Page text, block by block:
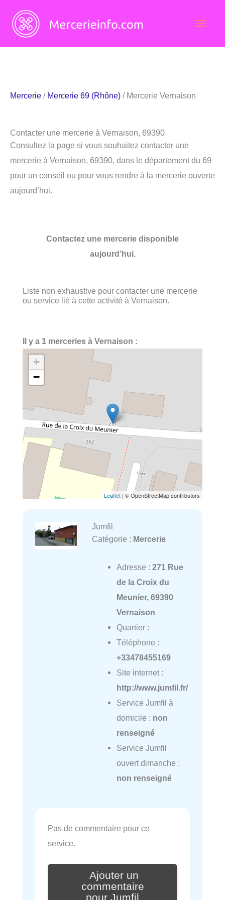
contenu
Mercerie / Mercerie 69 (Rhône) / Mercerie Vernaison
Contacter une mercerie à Vernaison, 69390
Consultez la page si vous souhaitez contacter une
mercerie à Vernaison, 69390, dans le département du 69
pour un conseil ou pour vous rendre à la mercerie ouverte
aujourd’hui.
Contactez une mercerie disponible
aujourd’hui.
Liste non exhaustive pour contacter une mercerie
ou service lié à cette activité à Vernaison.
Il y a 1 merceries à Vernaison :
+
−
Leaflet | © OpenStreetMap contributors
Jumfil
Catégorie : Mercerie
Adresse : 271 Rue
de la Croix du
Meunier, 69390
Vernaison
Quartier :
Téléphone :
+33478455169
Site internet :
http://www.jumfil.fr/
Service Jumfil à
domicile : non
renseigné
Service Jumfil
ouvert dimanche :
non renseigné
Pas de commentaire pour ce
service.
Ajouter un
commentaire
pour Jumfil